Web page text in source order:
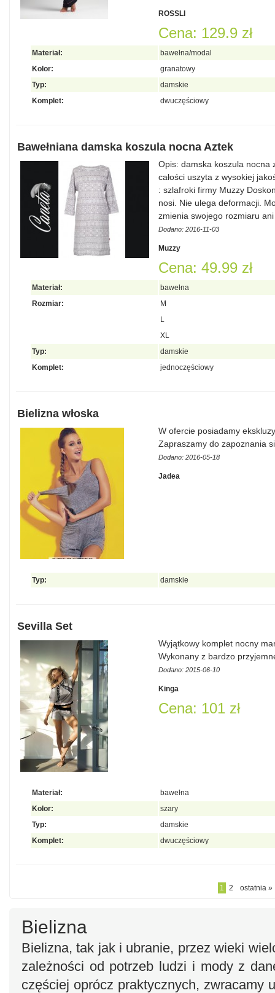
ROSSLI
Cena: 129.9 zł
Materiał:
bawełna/modal
Kolor:
granatowy
Typ:
damskie
Komplet:
dwuczęściowy
Bawełniana damska koszula nocna Aztek
Opis: damska koszula nocna
całości uszyta z wysokiej
: szlafroki firmy Muzzy
nosi. Nie ulega deformacji.
zmienia swojego rozmiaru
Dodano: 2016-11-03
Muzzy
Cena: 49.99 zł
Materiał:
bawełna
Rozmiar:
M
L
XL
Typ:
damskie
Komplet:
jednoczęściowy
Bielizna włoska
W ofercie posiadamy
Zapraszamy do zapoznania
Dodano: 2016-05-18
Jadea
Typ: damskie
Sevilla Set
Wyjątkowy komplet nocny
Wykonany z bardzo
Dodano: 2015-06-10
Kinga
Cena: 101 zł
Materiał:
bawełna
Kolor:
szary
Typ:
damskie
Komplet:
dwuczęściowy
1 2 ostatnia »
Bielizna
Bielizna, tak jak i ubranie, przez wieki
zależności od potrzeb ludzi i mody z
częściej oprócz praktycznych, zwracamy